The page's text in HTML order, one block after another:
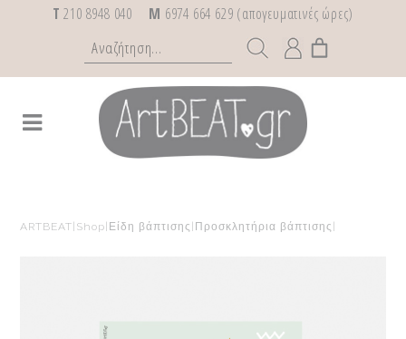
T 210 8948 040 M 6974 664 629 (απογευματινές ώρες)
ARTBEAT Shop Είδη βάπτισης Προσκλητήρια βάπτισης